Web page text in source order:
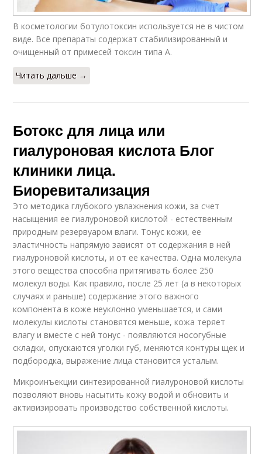
В косметологии ботулотоксин используется не в чистом
виде. Все препараты содержат стабилизированный и
очищенный от примесей токсин типа А.
Читать дальше →
Ботокс для лица или
гиалуроновая кислота Блог
клиники лица.
Биоревитализация
Это методика глубокого увлажнения кожи, за счет
насыщения ее гиалуроновой кислотой - естественным
природным резервуаром влаги. Тонус кожи, ее
эластичность напрямую зависят от содержания в ней
гиалуроновой кислоты, и от ее качества. Одна молекула
этого вещества способна притягивать более 250
молекул воды. Как правило, после 25 лет (а в некоторых
случаях и раньше) содержание этого важного
компонента в коже неуклонно уменьшается, и сами
молекулы кислоты становятся меньше, кожа теряет
влагу и вместе с ней тонус - появляются носогубные
складки, опускаются уголки губ, меняются контуры щек и
подбородка, выражение лица становится усталым.
Микроинъекции синтезированной гиалуроновой кислоты
позволяют вновь насытить кожу водой и обновить и
активизировать производство собственной кислоты.